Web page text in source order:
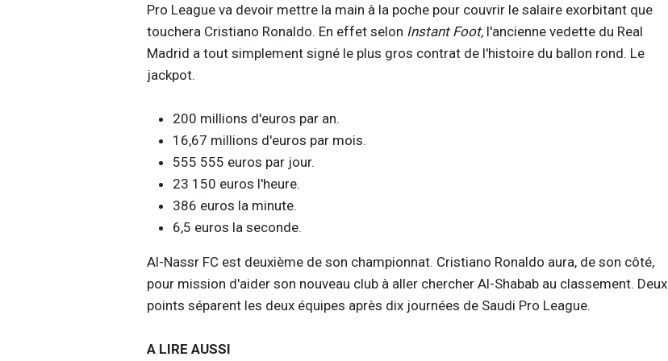
Pro League va devoir mettre la main à la poche pour couvrir le salaire exorbitant que
touchera Cristiano Ronaldo. En effet selon Instant Foot,l'ancienne vedette du Real
Madrid a tout simplement signé le plus gros contrat de l'histoire du ballon rond. Le
jackpot.
200 millions d'euros par an.
16,67 millions d'euros par mois.
555 555 euros par jour.
23 150 euros l'heure.
386 euros la minute.
6,5 euros la seconde.
Al-Nassr FC est deuxième de son championnat. Cristiano Ronaldo aura, de son côté,
pour mission d'aider son nouveau club à aller chercher Al-Shabab au classement. Deux
points séparent les deux équipes après dix journées de Saudi Pro League.
A LIRE AUSSI